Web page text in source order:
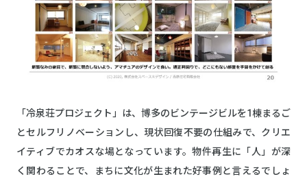
「冷泉荘プロジェクト」は、博多のビンテージビルを1棟まるご
とセルフリノベーションし、現状回復不要の仕組みで、クリエ
イティブでカオスな場となっています。物件再生に「人」が深
く関わることで、まちに文化が生まれた好事例と言えるでしょ